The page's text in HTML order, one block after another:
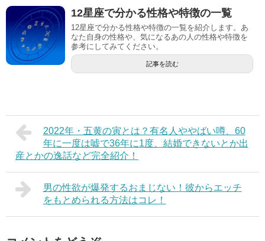
12星座で分かる性格や特徴の一覧
12星座で分かる性格や特徴の一覧を紹介します。あ
なた自身の性格や、気になるあの人の性格や特徴を
参考にしてみてください。
記事を読む
2022年・五黄の寅とは？有名人ややばい噂、60
年に一度は嘘で36年に1度、結婚できないとか出
産とかの逸話など完全紹介！
男の性欲が爆発するおまじない！彼からエッチ
をもとめられる方法はコレ！